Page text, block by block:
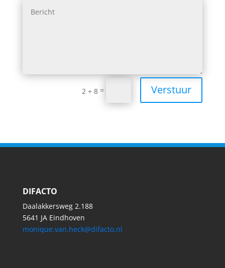
2 + 8 = Verstuur
DIFACTO
Daalakkersweg 2.188
5641 JA Eindhoven
monique.van.heck@difacto.nl